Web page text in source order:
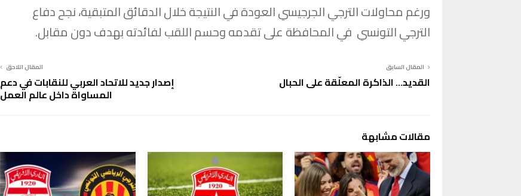
ورغم محاولات الترجي الجرجيسي العودة في النتيجة خلال الدقائق المتبقية، نجح دفاع
الترجي التونسي في المحافظة على تقدمه وحسم اللقب لفائدته بهدف دون مقابل.
المقال السابق
القديد… الذاكرة المعلّقة على الحبال
المقال اللاحق
إصدار جديد للاتحاد العربي للنقابات في دعم
المساواة داخل عالم العمل
مقالات مشابهة